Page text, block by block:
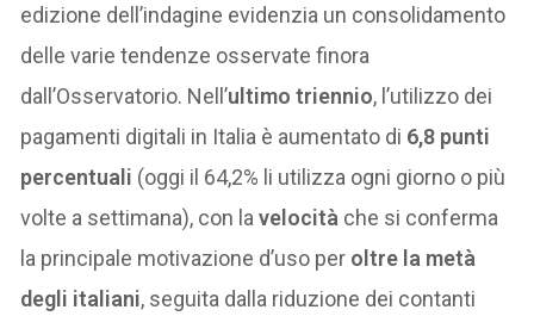
edizione dell’indagine evidenzia un consolidamento
delle varie tendenze osservate finora
dall’Osservatorio. Nell’ultimo triennio, l’utilizzo dei
pagamenti digitali in Italia è aumentato di 6,8 punti
percentuali (oggi il 64,2% li utilizza ogni giorno o più
volte a settimana), con lavelocità che si conferma
la principale motivazione d’uso per oltre la metà
degli italiani, seguita dalla riduzione dei contanti